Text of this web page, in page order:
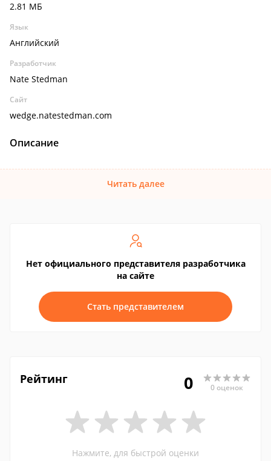
2.81 МБ
Язык
Английский
Разработчик
Nate Stedman
Сайт
wedge.natestedman.com
Описание
Читать далее
Нет официального представителя разработчика
на сайте
Стать представителем
Рейтинг 0 0 оценок
Нажмите, для быстрой оценки